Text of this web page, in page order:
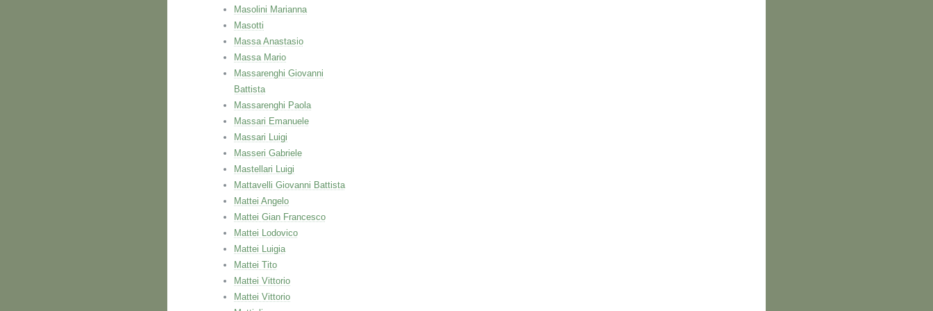
Masolini Marianna
Masotti
Massa Anastasio
Massa Mario
Massarenghi Giovanni
Battista
Massarenghi Paola
Massari Emanuele
Massari Luigi
Masseri Gabriele
Mastellari Luigi
Mattavelli Giovanni Battista
Mattei Angelo
Mattei Gian Francesco
Mattei Lodovico
Mattei Luigia
Mattei Tito
Mattei Vittorio
Mattei Vittorio